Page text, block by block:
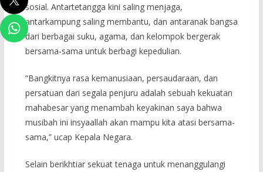
sosial. Antartetangga kini saling menjaga,
antarkampung saling membantu, dan antaranak bangsa
dari berbagai suku, agama, dan kelompok bergerak
bersama-sama untuk berbagi kepedulian.
“Bangkitnya rasa kemanusiaan, persaudaraan, dan
persatuan dari segala penjuru adalah sebuah kekuatan
mahabesar yang menambah keyakinan saya bahwa
musibah ini insyaallah akan mampu kita atasi bersama-
sama,” ucap Kepala Negara.
Selain berikhtiar sekuat tenaga untuk menanggulangi